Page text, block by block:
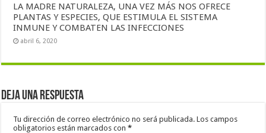
LA MADRE NATURALEZA, UNA VEZ MÁS NOS OFRECE
PLANTAS Y ESPECIES, QUE ESTIMULA EL SISTEMA
INMUNE Y COMBATEN LAS INFECCIONES
abril 6, 2020
Deja una respuesta
Tu dirección de correo electrónico no será publicada. Los campos
obligatorios están marcados con*